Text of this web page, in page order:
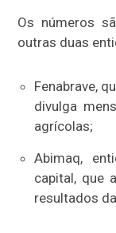
Os números
outras duas
Fenabrave,
divulga
agrícolas;
Abimaq,
capital, que
resultados